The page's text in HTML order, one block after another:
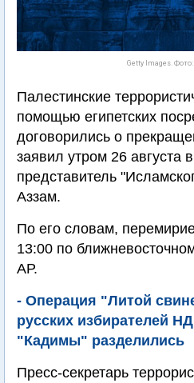
Getty Images.
Палестинские
помощью египетских
договорились о
заявил утром 26 августа
представитель
Аззам.
По его словам,
13:00 по
АР.
- Операция "Литой
русских избирателей
"Кадимы" разделились
Пресс-секретарь